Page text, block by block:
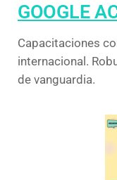
GOOGLE
Capacitaciones
internacional.
de vanguardia.